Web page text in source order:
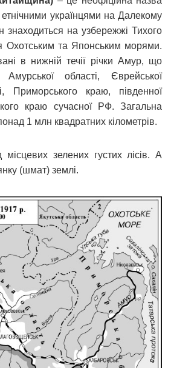
етнічними українцями на Далекому
знаходиться на узбережжі Тихого
Охотським та Японським морями.
в нижній течії річки Амур, що
області, Єврейської
Приморського краю, південної
краю сучасної РФ. Загальна
1 млн квадратних кілометрів.
місцевих зелених густих лісів. А
(шмат) землі.